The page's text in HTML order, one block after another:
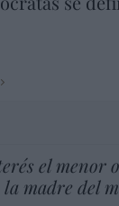
el menor
madre del